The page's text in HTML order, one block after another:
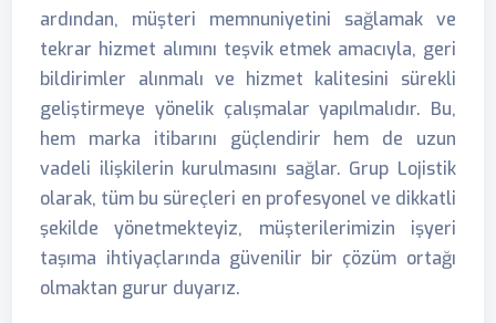
ardından, müşteri memnuniyetini sağlamak ve
tekrar hizmet alımını teşvik etmek amacıyla, geri
bildirimler alınmalı ve hizmet kalitesini sürekli
geliştirmeye yönelik çalışmalar yapılmalıdır. Bu,
hem marka itibarını güçlendirir hem de uzun
vadeli ilişkilerin kurulmasını sağlar. Grup Lojistik
olarak, tüm bu süreçleri en profesyonel ve dikkatli
şekilde yönetmekteyiz, müşterilerimizin işyeri
taşıma ihtiyaçlarında güvenilir bir çözüm ortağı
olmaktan gurur duyarız.